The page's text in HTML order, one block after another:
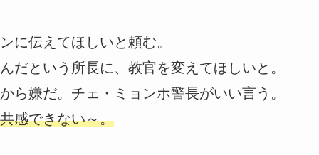
に伝えてほしいと頼む。
だという所長に、教官を変えてほしいと。
ら嫌だ。チェ・ミョンホ警長がいい言う。
感できない～。